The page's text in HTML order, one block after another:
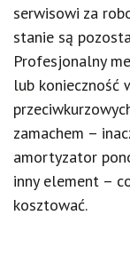
serwisowi za
stanie są
Profesjonalny
lub konieczność
zamachem –
amortyzator
inny element –
kosztować.